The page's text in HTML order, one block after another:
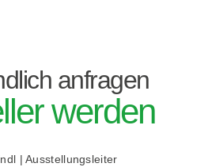
anfragen
werden
| Ausstellungsleiter